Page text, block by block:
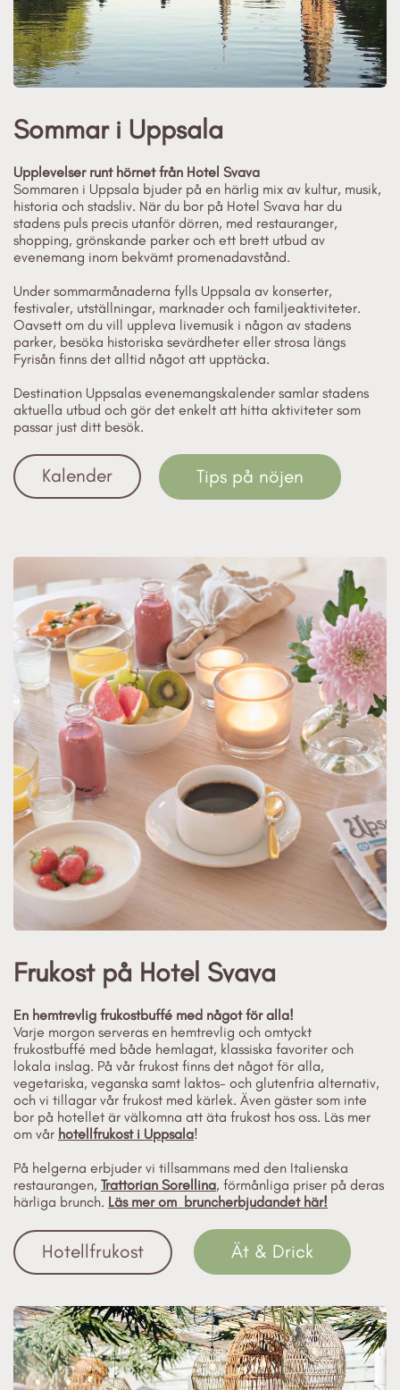
Sommar i Uppsala
Upplevelser runt hörnet från Hotel Svava
Sommaren i Uppsala bjuder på en härlig mix av kultur, musik,
historia och stadsliv. När du bor på Hotel Svava har du
stadens puls precis utanför dörren, med restauranger,
shopping, grönskande parker och ett brett utbud av
evenemang inom bekvämt promenadavstånd.
Under sommarmånaderna fylls Uppsala av konserter,
festivaler, utställningar, marknader och familjeaktiviteter.
Oavsett om du vill uppleva livemusik i någon av stadens
parker, besöka historiska sevärdheter eller strosa längs
Fyrisån finns det alltid något att upptäcka.
Destination Uppsalas evenemangskalender samlar stadens
aktuella utbud och gör det enkelt att hitta aktiviteter som
passar just ditt besök.
Kalender Tips på nöjen
Frukost på Hotel Svava
En hemtrevlig frukostbuffé med något för alla!
Varje morgon serveras en hemtrevlig och omtyckt
frukostbuffé med både hemlagat, klassiska favoriter och
lokala inslag. På vår frukost finns det något för alla,
vegetariska, veganska samt laktos- och glutenfria alternativ,
och vi tillagar vår frukost med kärlek. Även gäster som inte
bor på hotellet är välkomna att äta frukost hos oss. Läs mer
om vår hotellfrukost i Uppsala!
På helgerna erbjuder vi tillsammans med den Italienska
restaurangen, Trattorian Sorellina, förmånliga priser på deras
härliga brunch. Läs mer om bruncherbjudandet här!
Hotellfrukost Ät & Drick